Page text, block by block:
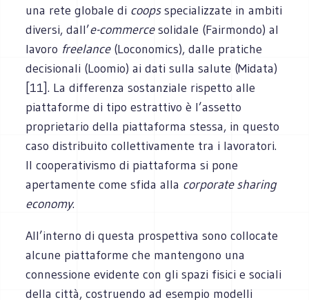
una rete globale di coopsspecializzate in ambiti
diversi, dall’e-commercesolidale (Fairmondo) al
lavoro freelance(Loconomics), dalle pratiche
decisionali (Loomio) ai dati sulla salute (Midata)
[11]. La differenza sostanziale rispetto alle
piattaforme di tipo estrattivo è l’assetto
proprietario della piattaforma stessa, in questo
caso distribuito collettivamente tra i lavoratori.
Il cooperativismo di piattaforma si pone
apertamente come sfida alla corporate sharing
economy.
All’interno di questa prospettiva sono collocate
alcune piattaforme che mantengono una
connessione evidente con gli spazi fisici e sociali
della città, costruendo ad esempio modelli